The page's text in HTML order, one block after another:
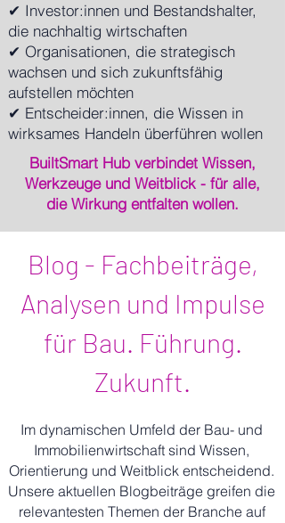
✔ Investor:innen und Bestandshalter,
die nachhaltig wirtschaften
✔ Organisationen, die strategisch
wachsen und sich zukunftsfähig
aufstellen möchten
✔ Entscheider:innen, die Wissen in
wirksames Handeln überführen wollen
BuiltSmart Hub verbindet Wissen,
Werkzeuge und Weitblick - für alle,
die Wirkung entfalten wollen.
Blog - Fachbeiträge,
Analysen und Impulse
für Bau. Führung.
Zukunft.
Im dynamischen Umfeld der Bau- und
Immobilienwirtschaft sind Wissen,
Orientierung und Weitblick entscheidend.
Unsere aktuellen Blogbeiträge greifen die
relevantesten Themen der Branche auf